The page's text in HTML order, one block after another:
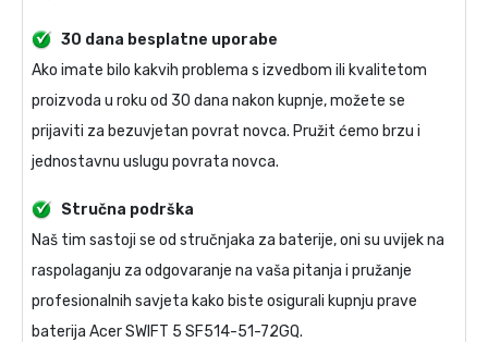
30 dana besplatne uporabe
Ako imate bilo kakvih problema s izvedbom ili kvalitetom
proizvoda u roku od 30 dana nakon kupnje, možete se
prijaviti za bezuvjetan povrat novca. Pružit ćemo brzu i
jednostavnu uslugu povrata novca.
Stručna podrška
Naš tim sastoji se od stručnjaka za baterije, oni su uvijek na
raspolaganju za odgovaranje na vaša pitanja i pružanje
profesionalnih savjeta kako biste osigurali kupnju prave
baterija Acer SWIFT 5 SF514-51-72GQ.